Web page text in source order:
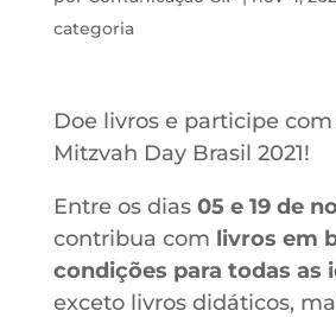
categoria
Doe livros e participe com
Mitzvah Day Brasil 2021!
Entre os dias 05 e 19 de
contribua com livros em
condições para todas as
exceto livros didáticos,